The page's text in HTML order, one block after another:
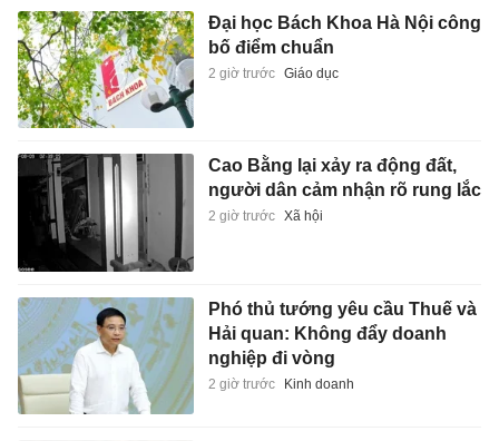
Đại học Bách Khoa Hà Nội công
bố điểm chuẩn
2 giờ trước Giáo dục
Cao Bằng lại xảy ra động đất,
người dân cảm nhận rõ rung lắc
2 giờ trước Xã hội
Phó thủ tướng yêu cầu Thuế và
Hải quan: Không đẩy doanh
nghiệp đi vòng
2 giờ trước Kinh doanh